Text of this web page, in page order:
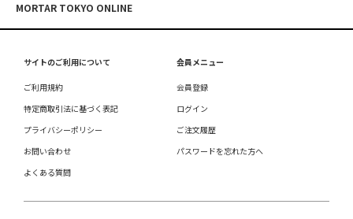
MORTAR TOKYO ONLINE
サイトのご利用について
ご利用規約
特定商取引法に基づく表記
プライバシーポリシー
お問い合わせ
よくある質問
会員メニュー
会員登録
ログイン
ご注文履歴
パスワードを忘れた方へ